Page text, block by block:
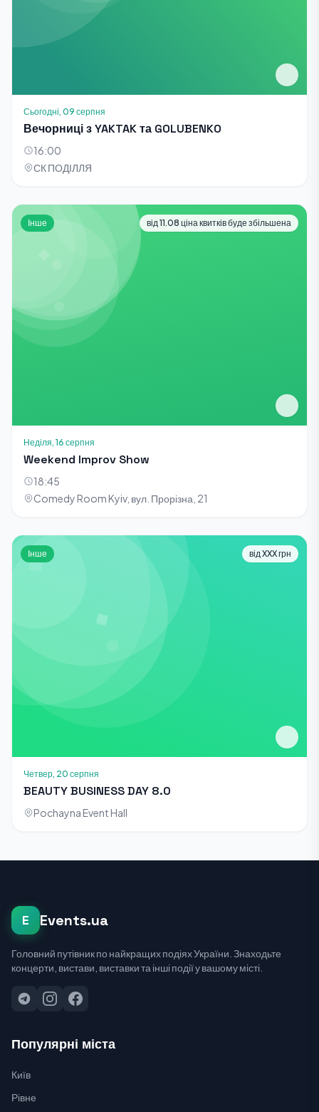
Сьогодні, 09 серпня
Вечорниці з YAKTAK та GOLUBENKO
16:00
СК ПОДІЛЛЯ
Інше від 11.08 ціна квитків буде збільшена
Неділя, 16 серпня
Weekend Improv Show
18:45
Comedy Room Kyiv, вул. Прорізна, 21
Інше від XXX грн
Четвер, 20 серпня
BEAUTY BUSINESS DAY 8.0
Pochayna Event Hall
E Events.ua
Головний путівник по найкращих подіях України. Знаходьте
концерти, вистави, виставки та інші події у вашому місті.
Популярні міста
Київ
Рівне